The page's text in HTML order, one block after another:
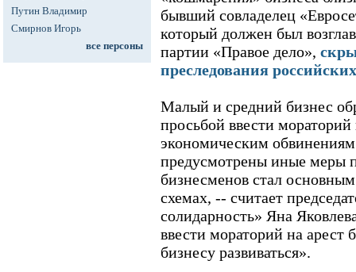
Путин Владимир
Смирнов Игорь
все персоны
бывший совладелец
который должен был
партии «Правое дело»,
преследования
Малый и средний бизнес
просьбой ввести
экономическим обвинениям
предусмотрены иные меры
бизнесменов стал
схемах, -- считает
солидарность» Яна
ввести мораторий на арест
бизнесу развиваться».